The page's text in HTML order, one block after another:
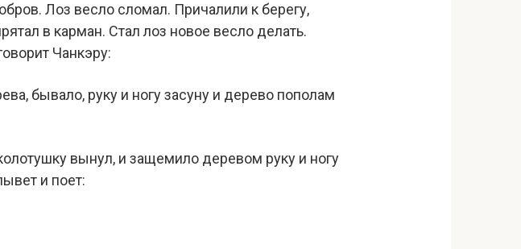
Лоз весло сломал. Причалили к берегу,
в карман. Стал лоз новое весло делать.
Чанкэру:
бывало, руку и ногу засуну и дерево пополам
вынул, и защемило деревом руку и ногу
и поет: